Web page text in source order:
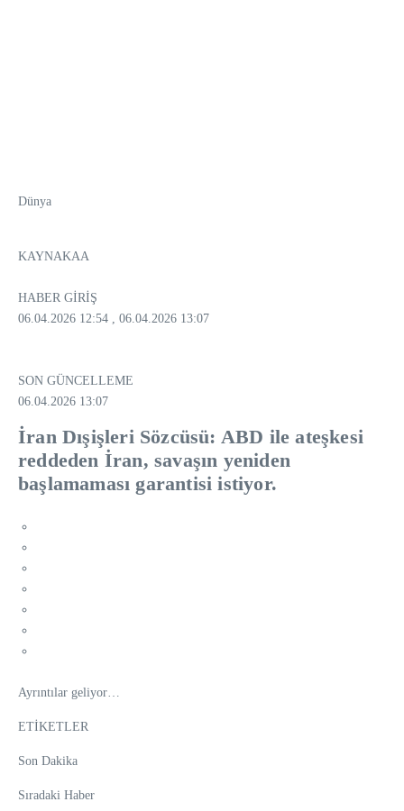
Dünya
KAYNAKAA
HABER GİRİŞ
06.04.2026 12:54 , 06.04.2026 13:07
SON GÜNCELLEME
06.04.2026 13:07
İran Dışişleri Sözcüsü: ABD ile ateşkesi
reddeden İran, savaşın yeniden
başlamaması garantisi istiyor.
Ayrıntılar geliyor…
ETİKETLER
Son Dakika
Sıradaki Haber